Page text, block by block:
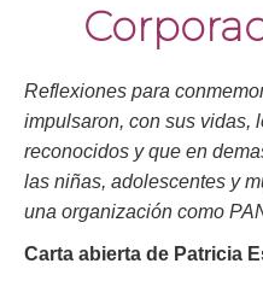
Reflexiones para
impulsaron, con sus vidas,
reconocidos y que en
las niñas, adolescentes y
una organización como
Carta abierta de Patricia